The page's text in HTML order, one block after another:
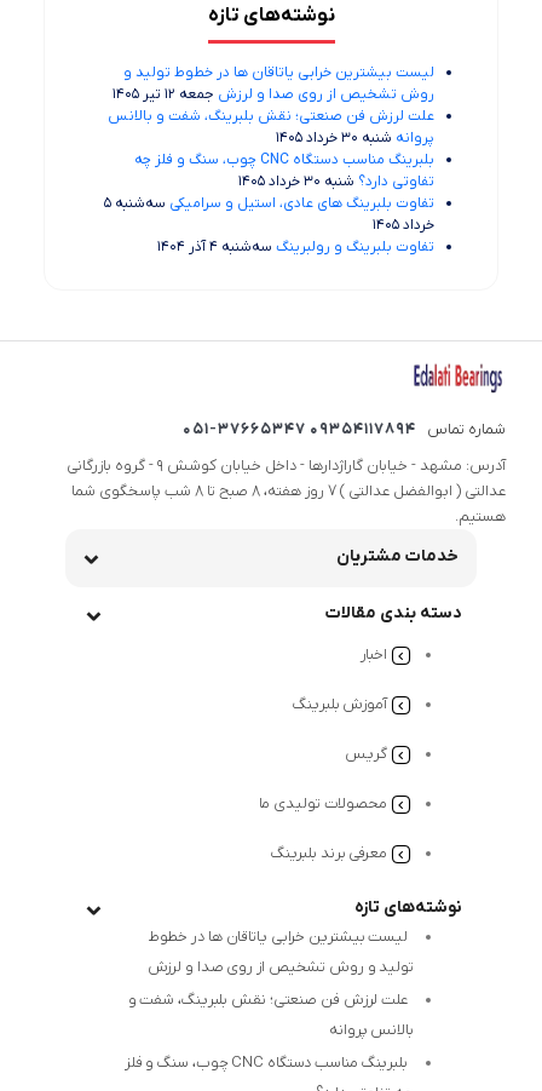
نوشته‌های تازه
لیست بیشترین خرابی‌ یاتاقان ها در خطوط تولید و
روش تشخیص از روی صدا و لرزش جمعه 12 تیر 1405
علت لرزش فن صنعتی؛ نقش بلبرینگ، شفت و بالانس
پروانه شنبه 30 خرداد 1405
بلبرینگ مناسب دستگاه CNC چوب، سنگ و فلز چه
تفاوتی دارد؟ شنبه 30 خرداد 1405
تفاوت بلبرینگ های عادی، استیل و سرامیکی
سه‌شنبه 5
خرداد 1405
تفاوت بلبرینگ و رولبرینگ سه‌شنبه 4 آذر 1404
شماره تماس
09354117894 051-37665347
آدرس: مشهد - خیابان گاراژدارها - داخل خیابان کوشش 9 - گروه بازرگانی
عدالتی ( ابوالفضل عدالتی ) 7 روز هفته، 8 صبح تا 8 شب پاسخگوی شما
هستیم.
خدمات مشتریان
دسته بندی مقالات
اخبار
آموزش بلبرینگ
گریس
محصولات تولیدی ما
معرفی برند بلبرینگ
نوشته‌های تازه
لیست بیشترین خرابی‌ یاتاقان ها در خطوط
تولید و روش تشخیص از روی صدا و لرزش
علت لرزش فن صنعتی؛ نقش بلبرینگ، شفت و
بالانس پروانه
بلبرینگ مناسب دستگاه CNC چوب، سنگ و فلز